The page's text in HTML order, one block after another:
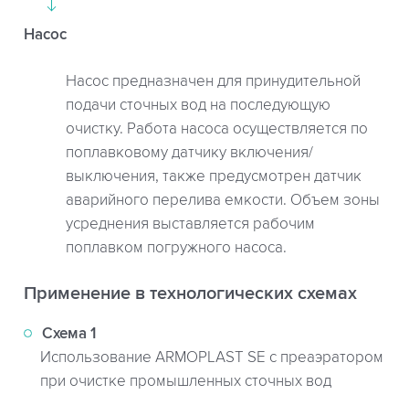
Насос
Насос предназначен для принудительной
подачи сточных вод на последующую
очистку. Работа насоса осуществляется по
поплавковому датчику включения/
выключения, также предусмотрен датчик
аварийного перелива емкости. Объем зоны
усреднения выставляется рабочим
поплавком погружного насоса.
Применение в технологических схемах
Схема 1
Использование ARMOPLAST SE с преаэратором
при очистке промышленных сточных вод